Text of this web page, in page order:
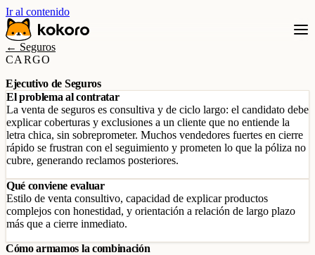
Ir al contenido
← Seguros
CARGO
Ejecutivo de Seguros
El problema al contratar
La venta de seguros es consultiva y de ciclo largo: el candidato debe
explicar coberturas y exclusiones a un cliente que no entiende la
letra chica, sin sobreprometer. Muchos vendedores fuertes en cierre
rápido se frustran con el seguimiento y prometen lo que la póliza no
cubre, generando reclamos posteriores.
Qué conviene evaluar
Estilo de venta consultivo, capacidad de explicar productos
complejos con honestidad, y orientación a relación de largo plazo
más que a cierre inmediato.
Cómo armamos la combinación